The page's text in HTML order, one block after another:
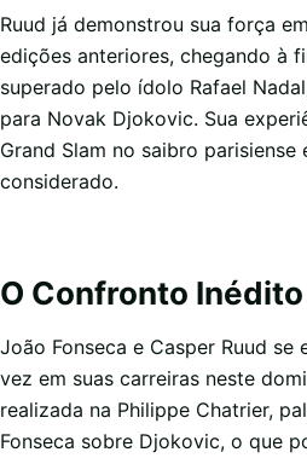
Ruud já demonstrou sua força
edições anteriores, chegando à
superado pelo ídolo Rafael
para Novak Djokovic. Sua
Grand Slam no saibro parisiense
considerado.
O Confronto Inédito
João Fonseca e Casper Ruud
vez em suas carreiras neste
realizada na Philippe Chatrier,
Fonseca sobre Djokovic, o que